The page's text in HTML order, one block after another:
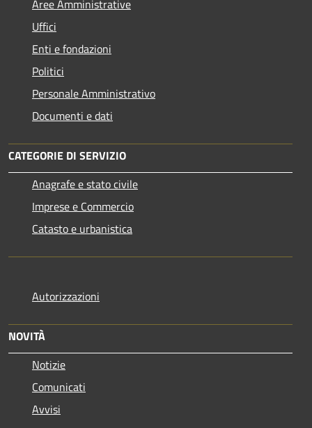
Aree Amministrative
Uffici
Enti e fondazioni
Politici
Personale Amministrativo
Documenti e dati
CATEGORIE DI SERVIZIO
Anagrafe e stato civile
Imprese e Commercio
Catasto e urbanistica
Autorizzazioni
NOVITÀ
Notizie
Comunicati
Avvisi